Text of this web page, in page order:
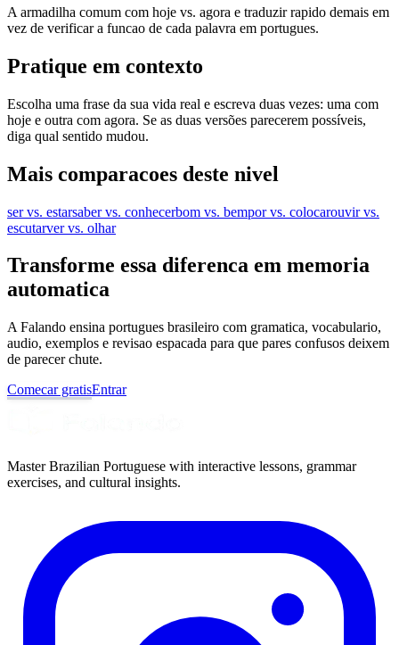
A armadilha comum com hoje vs. agora e traduzir rapido demais em
vez de verificar a funcao de cada palavra em portugues.
Pratique em contexto
Escolha uma frase da sua vida real e escreva duas vezes: uma com
hoje e outra com agora. Se as duas versões parecerem possíveis,
diga qual sentido mudou.
Mais comparacoes deste nivel
ser vs. estarsaber vs. conhecerbom vs. bempor vs. colocarouvir vs.
escutarver vs. olhar
Transforme essa diferenca em memoria
automatica
A Falando ensina portugues brasileiro com gramatica, vocabulario,
audio, exemplos e revisao espacada para que pares confusos deixem
de parecer chute.
Comecar gratisEntrar
Master Brazilian Portuguese with interactive lessons, grammar
exercises, and cultural insights.